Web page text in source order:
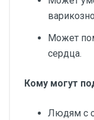
Может
сердца.
Кому могут
Людям с